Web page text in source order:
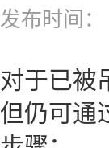
发布时间：
对于已被
但仍可通